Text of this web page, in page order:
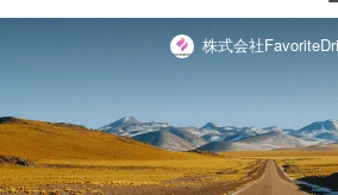
株式会社